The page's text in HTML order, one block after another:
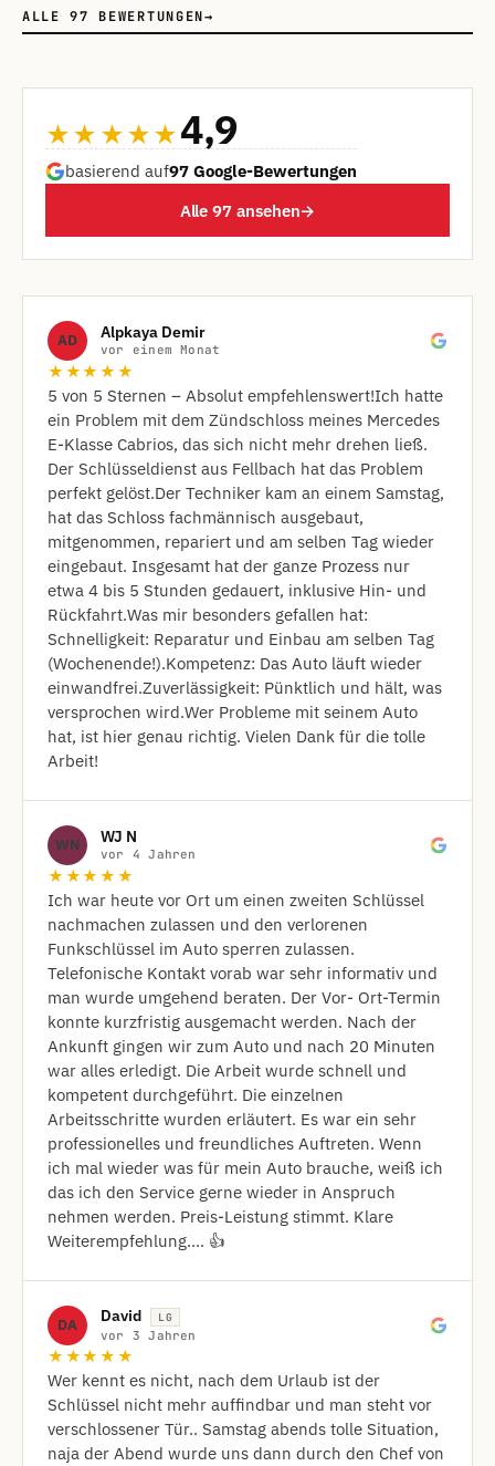
ALLE 97 BEWERTUNGEN→
★★★★★4,9
basierend auf97 Google-Bewertungen
Alle 97 ansehen→
AD Alpkaya Demir
vor einem Monat
★★★★★
​5 von 5 Sternen – Absolut empfehlenswert! ​Ich hatte
ein Problem mit dem Zündschloss meines Mercedes
E-Klasse Cabrios, das sich nicht mehr drehen ließ.
Der Schlüsseldienst aus Fellbach hat das Problem
perfekt gelöst. ​Der Techniker kam an einem Samstag,
hat das Schloss fachmännisch ausgebaut,
mitgenommen, repariert und am selben Tag wieder
eingebaut. Insgesamt hat der ganze Prozess nur
etwa 4 bis 5 Stunden gedauert, inklusive Hin- und
Rückfahrt. ​Was mir besonders gefallen hat: ​
Schnelligkeit: Reparatur und Einbau am selben Tag
(Wochenende!). ​Kompetenz: Das Auto läuft wieder
einwandfrei. ​Zuverlässigkeit: Pünktlich und hält, was
versprochen wird. ​Wer Probleme mit seinem Auto
hat, ist hier genau richtig. Vielen Dank für die tolle
Arbeit!
WN WJ N
vor 4 Jahren
★★★★★
Ich war heute vor Ort um einen zweiten Schlüssel
nachmachen zulassen und den verlorenen
Funkschlüssel im Auto sperren zulassen.
Telefonische Kontakt vorab war sehr informativ und
man wurde umgehend beraten. Der Vor- Ort-Termin
konnte kurzfristig ausgemacht werden. Nach der
Ankunft gingen wir zum Auto und nach 20 Minuten
war alles erledigt. Die Arbeit wurde schnell und
kompetent durchgeführt. Die einzelnen
Arbeitsschritte wurden erläutert. Es war ein sehr
professionelles und freundliches Auftreten. Wenn
ich mal wieder was für mein Auto brauche, weiß ich
das ich den Service gerne wieder in Anspruch
nehmen werden. Preis-Leistung stimmt. Klare
Weiterempfehlung.... 👍
DA David LG
vor 3 Jahren
★★★★★
Wer kennt es nicht, nach dem Urlaub ist der
Schlüssel nicht mehr auffindbar und man steht vor
verschlossener Tür.. Samstag abends tolle Situation,
naja der Abend wurde uns dann durch den Chef von